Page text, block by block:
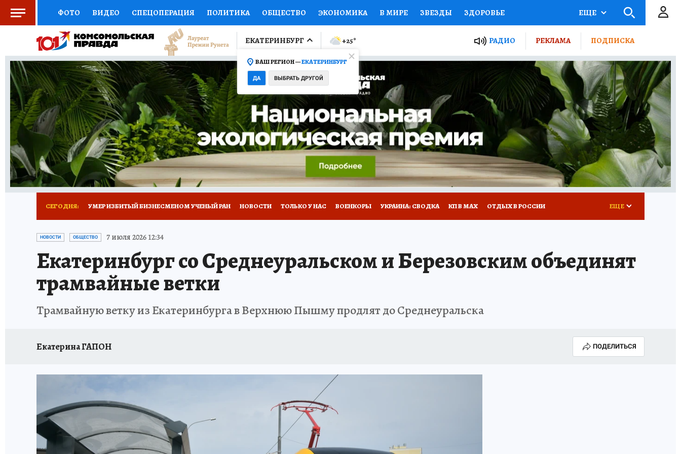
ФОТО ВИДЕО СПЕЦОПЕРАЦИЯ ПОЛИТИКА ОБЩЕСТВО ЭКОНОМИКА В МИРЕ ЗВЕЗДЫ ЗДОРОВЬЕ
СОЦПОДДЕРЖКА НАУКА СПОРТ КОЛУМНИСТЫ ПРОИСШЕСТВИЯ НАЦИОНАЛЬНЫЕ ПРОЕКТЫ РОССИИ
ВЫБОР ЭКСПЕРТОВ ДОКТОР ФИНАНСЫ ОТКРЫВАЕМ МИР Я ЗНАЮ СЕМЬЯ ЖЕНСКИЕ СЕКРЕТЫ ПУТЕВОДИТЕЛЬ
КНИЖНАЯ ПОЛКА ПРОГНОЗЫ НА СПОРТ ПРОМОКОДЫ СЕРИАЛЫ СПЕЦПРОЕКТЫ ДЕФИЦИТ ЖЕЛЕЗА ТУРИЗМ
ПРЕСС-ЦЕНТР НЕДВИЖИМОСТЬ ТЕЛЕВИЗОР КОЛЛЕКЦИИ КОНКУРСЫ РАБОТА У НАС ГИД ПОТРЕБИТЕЛЯ ВСЕ О КП
РАДИО КП ТЕСТЫ НОВОЕ НА САЙТЕ
ЕЩЕ
ЕКАТЕРИНБУРГ
ВАШ РЕГИОН —ЕКАТЕРИНБУРГ
ДА ВЫБРАТЬ ДРУГОЙ
+25° РАДИО РЕКЛАМА ПОДПИСКА
СЕГОДНЯ: УМЕР ИЗБИТЫЙ БИЗНЕСМЕНОМ УЧЕНЫЙ РАН НОВОСТИ ТОЛЬКО У НАС ВОЕНКОРЫ УКРАИНА: СВОДКА КП В МАХ ОТДЫХ В РОССИИ
ЗАПОВЕДНАЯ РОССИЯ
ЕЩЕ
НОВОСТИ ОБЩЕСТВО 7 июля 2026 12:34
Екатеринбург со Среднеуральском и Березовским объединят
трамвайные ветки
Трамвайную ветку из Екатеринбурга в Верхнюю Пышму продлят до Среднеуральска
Екатерина ГАПОН ПОДЕЛИТЬСЯ